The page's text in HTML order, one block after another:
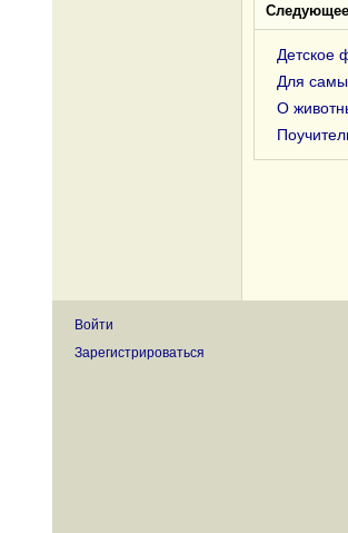
Детское
Для
О
Войти
Зарегистрироваться